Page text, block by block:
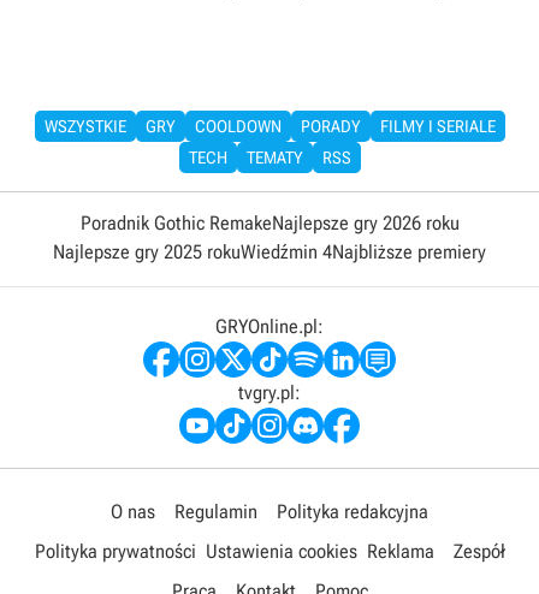
WSZYSTKIE GRY COOLDOWN PORADY
FILMY I SERIALE
TECH
TEMATY RSS
Poradnik Gothic RemakeNajlepsze gry 2026 roku
Najlepsze gry 2025 rokuWiedźmin 4Najbliższe premiery
GRYOnline.pl:
tvgry.pl:
O nas Regulamin
Polityka redakcyjna
Polityka prywatności Ustawienia cookies Reklama
Zespół